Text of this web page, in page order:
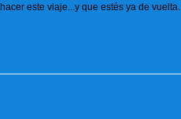
este viaje...y que estés ya de